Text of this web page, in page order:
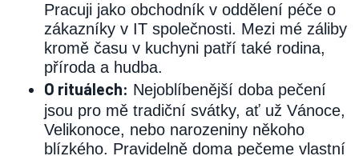
Pracuji jako obchodník v oddělení péče o
zákazníky v IT společnosti. Mezi mé záliby
kromě času v kuchyni patří také rodina,
příroda a hudba.
O rituálech: Nejoblíbenější doba pečení
jsou pro mě tradiční svátky, ať už Vánoce,
Velikonoce, nebo narozeniny někoho
blízkého. Pravidelně doma pečeme vlastní